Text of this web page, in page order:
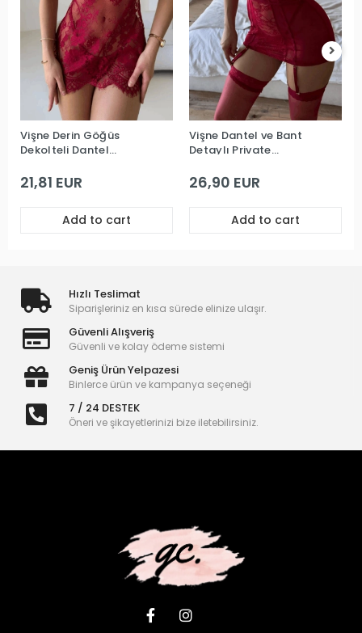
Vişne Derin Göğüs
Dekolteli Dantel
21,81 EUR
Add to cart
Vişne Dantel ve Bant
Detaylı Private
26,90 EUR
Add to cart
Hızlı Teslimat
Siparişleriniz en kısa sürede elinize ulaşır.
Güvenli Alışveriş
Güvenli ve kolay ödeme sistemi
Geniş Ürün Yelpazesi
Binlerce ürün ve kampanya seçeneği
7 / 24 DESTEK
Öneri ve şikayetlerinizi bize iletebilirsiniz.